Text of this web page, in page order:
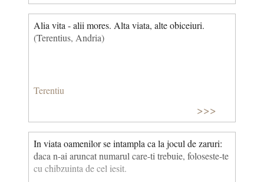
Alia vita - alii mores. Alta viata, alte obiceiuri.
(Terentius, Andria)
Terentiu
>>>
In viata oamenilor se intampla ca la jocul de zaruri:
daca n-ai aruncat numarul care-ti trebuie, foloseste-te
cu chibzuinta de cel iesit.